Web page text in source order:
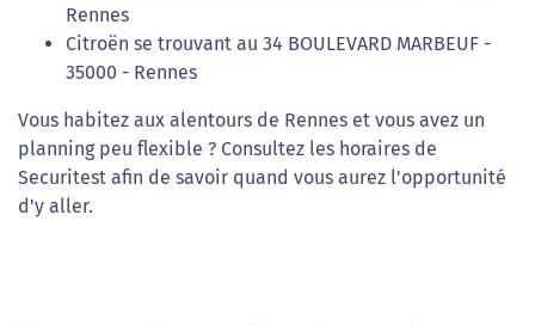
Rennes
Citroën se trouvant au 34 BOULEVARD MARBEUF -
35000 - Rennes
Vous habitez aux alentours de Rennes et vous avez un
planning peu flexible ? Consultez les horaires de
Securitest afin de savoir quand vous aurez l'opportunité
d'y aller.